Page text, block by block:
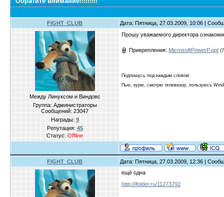
FIGHT_CLUB Дата: Пятница, 27.03.2009, 10:06 |
Между Линуксом и Виндовс
Группа: Администраторы
Сообщений: 23047
Награды: 9
Репутация: 45
Статус: Offline
Прошу уважаемого директора
Прикрепления: MicrosoftPowerP.ppt
Подпишусь под каждым словом
Пью, курю, смотрю телевизор, пользуюсь
FIGHT_CLUB Дата: Пятница, 27.03.2009, 12:36 |
ещё одна
http://ifolder.ru/11273792